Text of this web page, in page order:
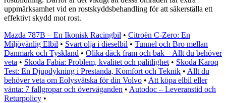
uppmärksamhet vid en rostskyddsbehandling för att säkerställa ett
effektivt skydd mot rost.
Mazda 787B – En Ikonisk Racingbil • Citroën C-Zero: En
Miljövänlig Elbil • Svart olja i dieselbil • Tunnel och Bro mellan
Danmark och Tyskland • Olika däck fram och bak – Allt du behöver
veta • Skoda Fabia: Problem, kvalitet och pålitlighet • Skoda Karoq
Test: En Djupdykning i Prestanda, Komfort och Teknik • Allt du
behöver veta om Eolysvätska för din Volvo • Att köpa elbil eller
vänta: 7 fallgropar och överväganden • Autodoc – Leveranstid och
Returpolicy •